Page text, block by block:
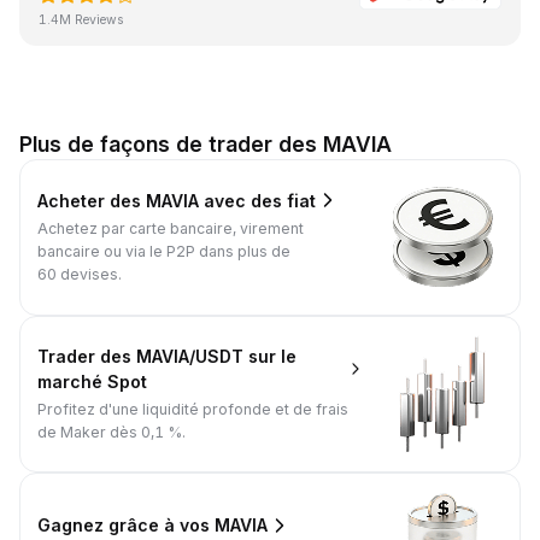
1.4M Reviews
Plus de façons de trader des MAVIA
Acheter des MAVIA avec des fiat
Achetez par carte bancaire, virement
bancaire ou via le P2P dans plus de
60 devises.
Trader des MAVIA/USDT sur le
marché Spot
Profitez d'une liquidité profonde et de frais
de Maker dès 0,1 %.
Gagnez grâce à vos MAVIA